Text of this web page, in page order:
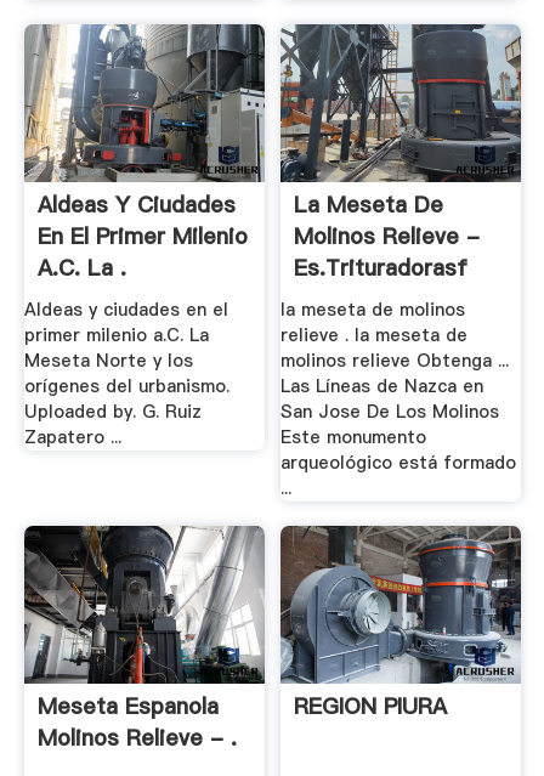
Aldeas Y Ciudades
En El Primer Milenio
A.C. La .
Aldeas y ciudades en el
primer milenio a.C. La
Meseta Norte y los
orígenes del urbanismo.
Uploaded by. G. Ruiz
Zapatero ...
La Meseta De
Molinos Relieve -
Es.trituradorasf
la meseta de molinos
relieve . la meseta de
molinos relieve Obtenga ...
Las Líneas de Nazca en
San Jose De Los Molinos
Este monumento
arqueológico está formado
...
Meseta Espanola
Molinos Relieve - .
REGION PIURA